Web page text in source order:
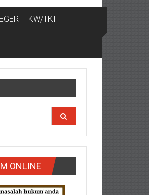
TKW/TKI
ONLINE